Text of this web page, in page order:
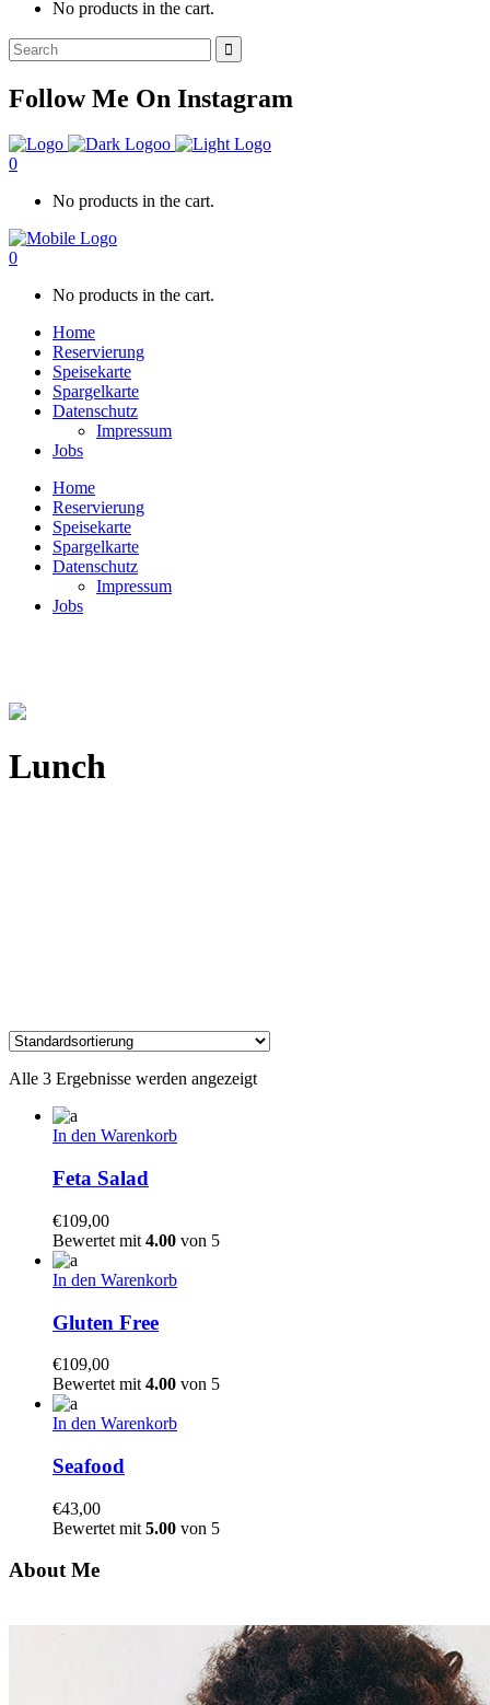
No products in the cart.
Search
for:
Follow Me On Instagram
0
No products in the cart.
0
No products in the cart.
Home
Reservierung
Speisekarte
Spargelkarte
Datenschutz
Impressum
Jobs
Home
Reservierung
Speisekarte
Spargelkarte
Datenschutz
Impressum
Jobs
Lunch
Alle 3 Ergebnisse werden angezeigt
In den Warenkorb
Feta Salad
€109,00
Bewertet mit 4.00 von 5
In den Warenkorb
Gluten Free
€109,00
Bewertet mit 4.00 von 5
In den Warenkorb
Seafood
€43,00
Bewertet mit 5.00 von 5
About Me